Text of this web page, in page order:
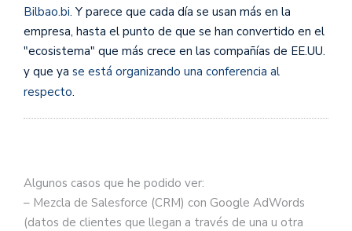
Bilbao.bi. Y parece que cada día se usan más en la
empresa, hasta el punto de que se han convertido en el
"ecosistema" que más crece en las compañías de EE.UU.
y que ya se está organizando una conferencia al
respecto.
Algunos casos que he podido ver:
– Mezcla de Salesforce (CRM) con Google AdWords
(datos de clientes que llegan a través de una u otra